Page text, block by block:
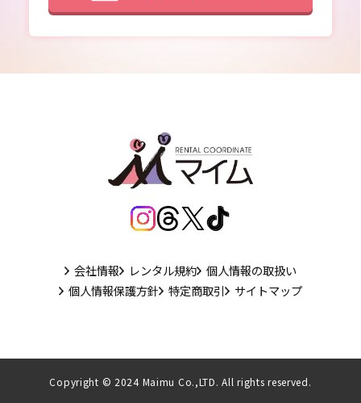
会社情報 レンタル規約 個人情報の取扱い
個人情報保護方針 特定商取引 サイトマップ
Copyright © 2024 Maimu Co.,LTD. All rights reserved.